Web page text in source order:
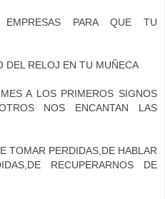
EMPRESAS PARA QUE TU
DEL RELOJ EN TU MUÑECA
A LOS PRIMEROS SIGNOS
NOS ENCANTAN LAS
TOMAR PERDIDAS,DE HABLAR
RECUPERARNOS DE